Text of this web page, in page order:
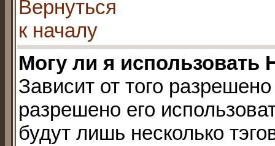
Вернуться
к началу
Могу ли я использовать
Зависит от того
разрешено его
будут лишь несколько